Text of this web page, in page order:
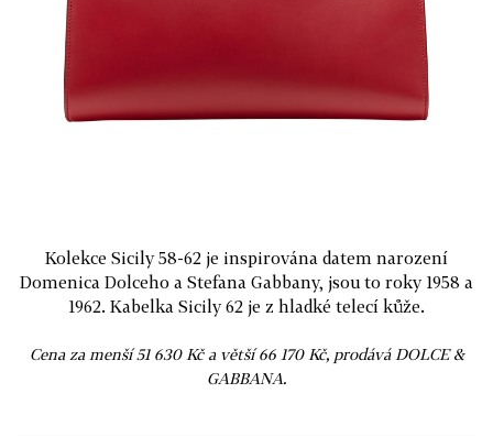
Kolekce Sicily 58-62 je inspirována datem narození
Domenica Dolceho a Stefana Gabbany, jsou to roky 1958 a
1962. Kabelka Sicily 62 je z hladké telecí kůže.
Cena za menší 51 630 Kč a větší 66 170 Kč, prodává DOLCE &
GABBANA.